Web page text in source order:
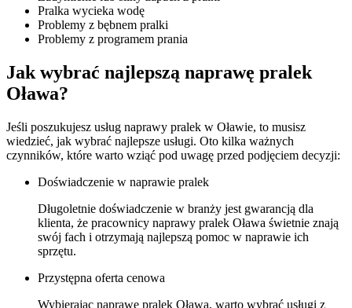
Pralka wycieka wodę
Problemy z bębnem pralki
Problemy z programem prania
Jak wybrać najlepszą naprawę pralek
Oława?
Jeśli poszukujesz usług naprawy pralek w Oławie, to musisz
wiedzieć, jak wybrać najlepsze usługi. Oto kilka ważnych
czynników, które warto wziąć pod uwagę przed podjęciem decyzji:
Doświadczenie w naprawie pralek
Długoletnie doświadczenie w branży jest gwarancją dla
klienta, że pracownicy naprawy pralek Oława świetnie znają
swój fach i otrzymają najlepszą pomoc w naprawie ich
sprzętu.
Przystępna oferta cenowa
Wybierając naprawę pralek Oława, warto wybrać usługi z